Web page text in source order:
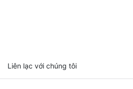
Liên lạc với chúng tôi